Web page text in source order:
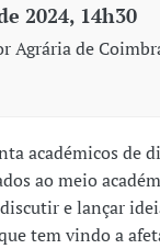
2024, 14h30
Agrária de
académicos de
ao meio
e lançar
tem vindo a